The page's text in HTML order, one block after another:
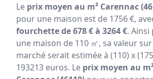
Le prix moyen au m² Carennac
pour une maison est de 1756 €,
fourchette de 678 € à 3264 €.
une maison de 110 ㎡, sa valeur
marché serait estimée à (110) x
193213 euros. Le prix moyen au